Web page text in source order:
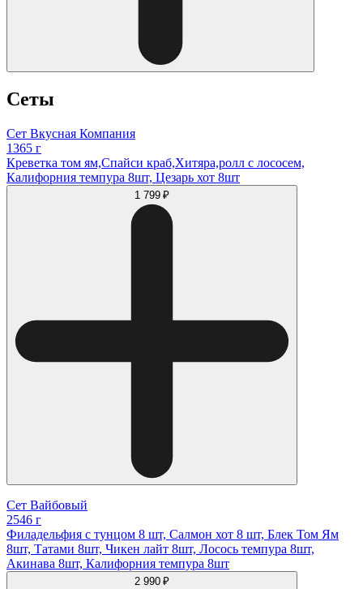
Сеты
Сет Вкусная Компания
1365 г
Креветка том ям,Спайси краб,Хитяра,ролл с лососем,
Калифорния темпура 8шт, Цезарь хот 8шт
1 799 ₽
Сет Вайбовый
2546 г
Филадельфия с тунцом 8 шт, Салмон хот 8 шт, Блек Том Ям
8шт, Татами 8шт, Чикен лайт 8шт, Лосось темпура 8шт,
Акинава 8шт, Калифорния темпура 8шт
2 990 ₽